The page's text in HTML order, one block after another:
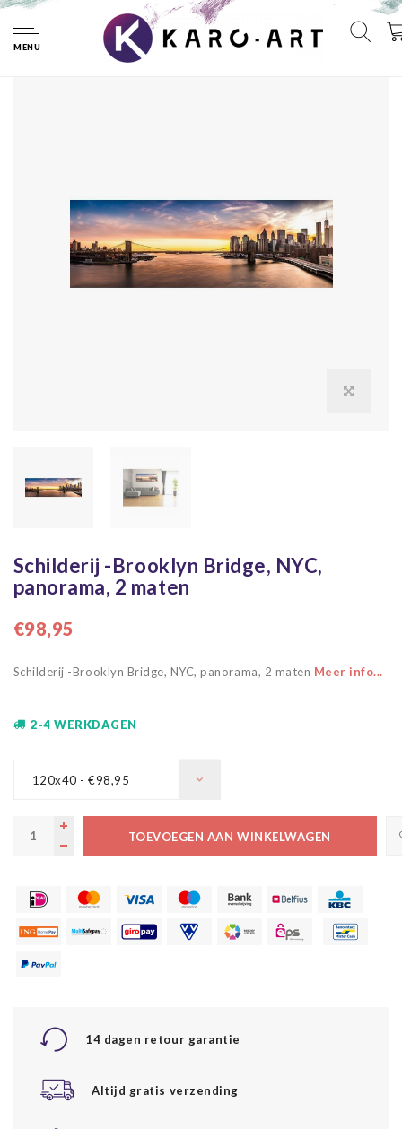
MENU
Schilderij -Brooklyn Bridge, NYC, panorama, 2 maten
Schilderij -Brooklyn Bridge, NYC,
panorama, 2 maten
€98,95
Schilderij -Brooklyn Bridge, NYC, panorama, 2 maten Meer info...
2-4 WERKDAGEN
120x40 - €98,95
TOEVOEGEN AAN WINKELWAGEN
14 dagen retour garantie
Altijd gratis verzending